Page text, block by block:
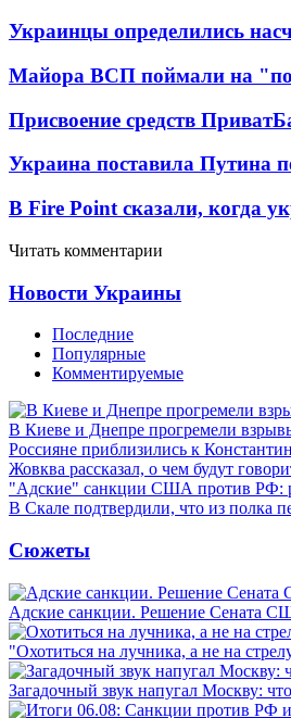
Украинцы определились
Майора ВСП поймали на
Присвоение средств
Украина поставила Путина
В Fire Point сказали, когда
Читать комментарии
Новости Украины
Последние
Популярные
Комментируемые
В Киеве и Днепре прогремели
Россияне приблизились к
Жовква рассказал, о чем будут
"Адские" санкции США против РФ:
В Скале подтвердили, что из полка
Сюжеты
Адские санкции. Решение Сената
"Охотиться на лучника, а не на
Загадочный звук напугал Москву: